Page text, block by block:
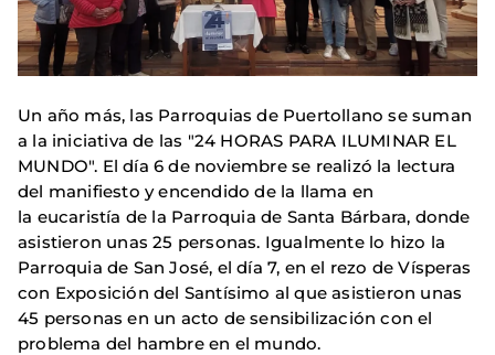
Un año más, las Parroquias de Puertollano se suman
a la iniciativa de las "24 HORAS PARA ILUMINAR EL
MUNDO". El día 6 de noviembre se realizó la lectura
del manifiesto y encendido de la llama en
la eucaristía de la Parroquia de Santa Bárbara, donde
asistieron unas 25 personas. Igualmente lo hizo la
Parroquia de San José, el día 7, en el rezo de Vísperas
con Exposición del Santísimo al que asistieron unas
45 personas en un acto de sensibilización con el
problema del hambre en el mundo.